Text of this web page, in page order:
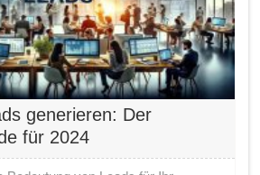
generieren: Der
für 2024